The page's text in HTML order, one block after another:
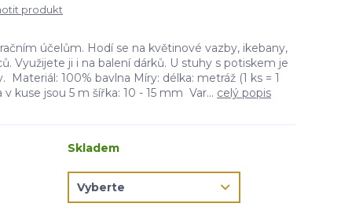
produkt
účelům. Hodí se na květinové vazby, ikebany,
Využijete ji i na balení dárků. U stuhy s potiskem je
Materiál: 100% bavlna Míry: délka: metráž (1 ks = 1
kuse jsou 5 m šířka: 10 - 15 mm Var... celý popis
Skladem